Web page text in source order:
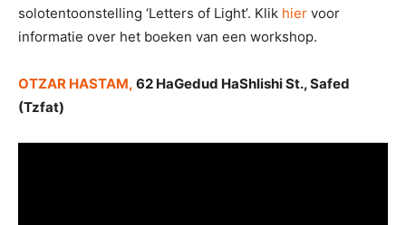
solotentoonstelling ‘Letters of Light’. Klik hier voor
informatie over het boeken van een workshop.
OTZAR HASTAM, 62 HaGedud HaShlishi St., Safed
(Tzfat)